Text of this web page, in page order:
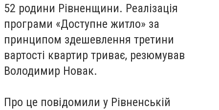
52 родини Рівненщини. Реалізація
програми «Доступне житло» за
принципом здешевлення третини
вартості квартир триває, резюмував
Володимир Новак.
Про це повідомили у Рівненській